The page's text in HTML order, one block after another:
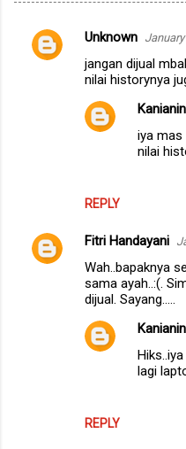
C
Unknown
jangan dijual
nilai historynya
REPLY
iya mas
nilai
Fitri Handayani
Wah..bapaknya
sama ayah..:(.
dijual. Sayang.....
REPLY
lagi